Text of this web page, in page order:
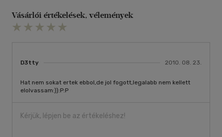
Vásárlói értékelések, vélemények
D3tty 2010. 08. 23.
Hat nem sokat ertek ebbol,de jol fogott,legalabb nem kellett
elolvassam:)):P:P
Kérjük, lépjen be az értékeléshez!